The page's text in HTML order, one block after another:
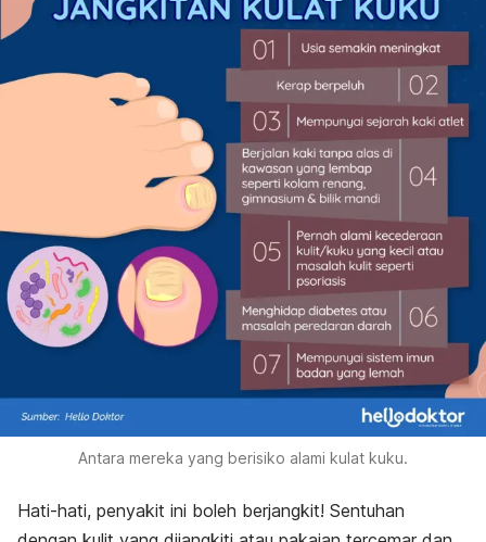
Antara mereka yang berisiko alami kulat kuku.
Hati-hati, penyakit ini boleh berjangkit! Sentuhan